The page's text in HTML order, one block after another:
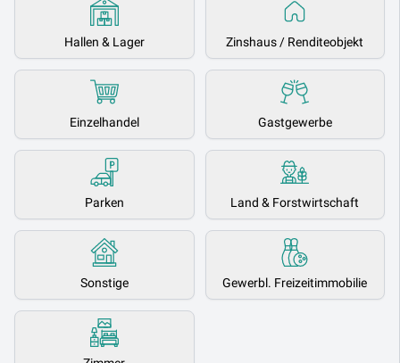
Hallen & Lager Zinshaus / Renditeobjekt
Einzelhandel Gastgewerbe
Parken Land & Forstwirtschaft
Sonstige Gewerbl. Freizeitimmobilie